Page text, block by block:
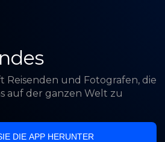
Reisenden und Fotografen, die
auf der ganzen Welt zu
DIE APP HERUNTER